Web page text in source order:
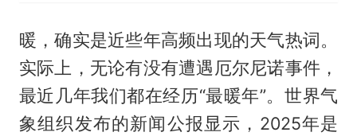
暖，确实是近些年高频出现的天气热词。
实际上，无论有没有遭遇厄尔尼诺事件，
最近几年我们都在经历“最暖年”。世界气
象组织发布的新闻公报显示，2025年是